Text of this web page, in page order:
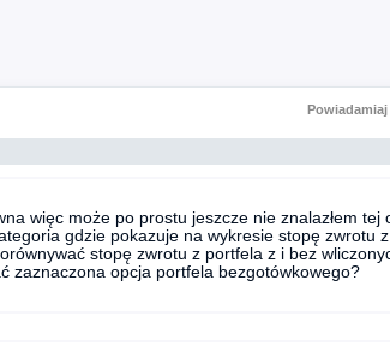
więc może po prostu jeszcze nie znalazłem tej
gdzie pokazuje na wykresie stopę zwrotu
stopę zwrotu z portfela z i bez
zaznaczona opcja portfela bezgotówkowego?